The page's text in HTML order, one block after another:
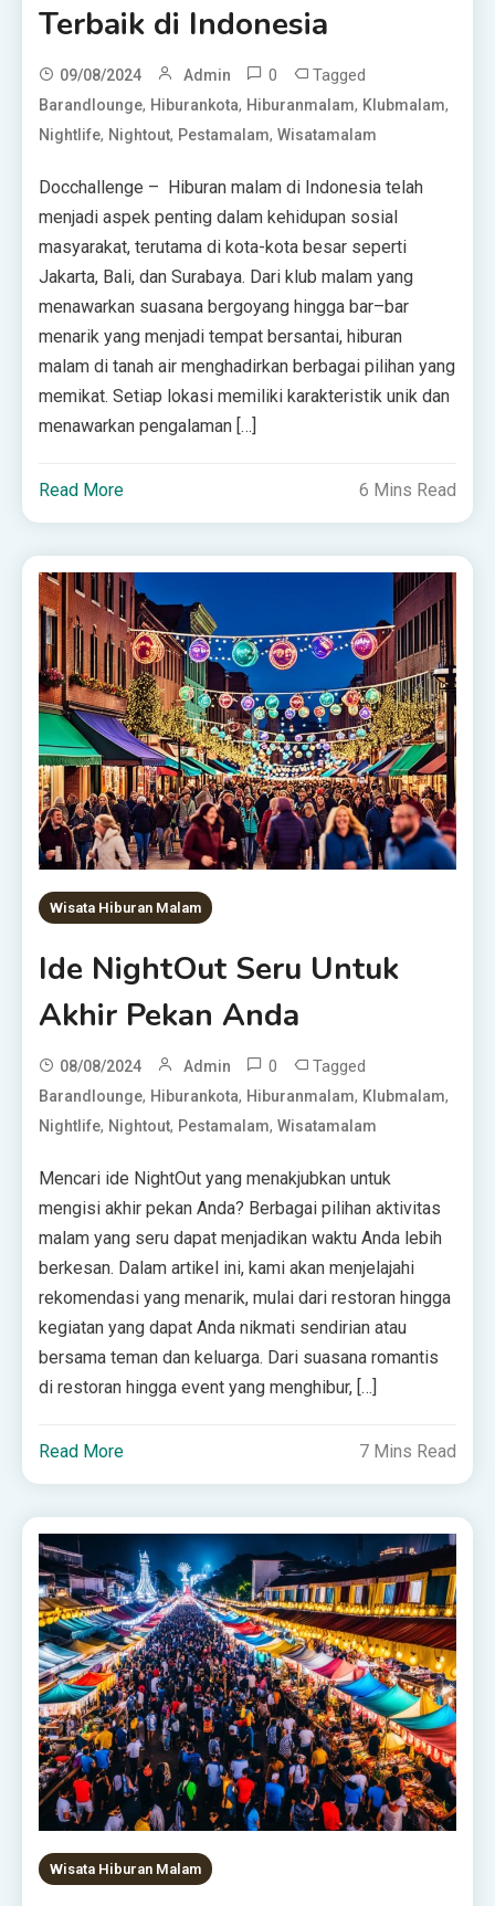
Terbaik di Indonesia
09/08/2024 Admin 0 Tagged
Barandlounge, Hiburankota, Hiburanmalam, Klubmalam,
Nightlife, Nightout, Pestamalam,Wisatamalam
Docchallenge – Hiburan malam di Indonesia telah
menjadi aspek penting dalam kehidupan sosial
masyarakat, terutama di kota-kota besar seperti
Jakarta, Bali, dan Surabaya. Dari klub malam yang
menawarkan suasana bergoyang hingga bar–bar
menarik yang menjadi tempat bersantai, hiburan
malam di tanah air menghadirkan berbagai pilihan yang
memikat. Setiap lokasi memiliki karakteristik unik dan
menawarkan pengalaman […]
Read More 6 Mins Read
Wisata Hiburan Malam
Ide NightOut Seru Untuk
Akhir Pekan Anda
08/08/2024 Admin 0 Tagged
Barandlounge, Hiburankota, Hiburanmalam, Klubmalam,
Nightlife, Nightout, Pestamalam,Wisatamalam
Mencari ide NightOut yang menakjubkan untuk
mengisi akhir pekan Anda? Berbagai pilihan aktivitas
malam yang seru dapat menjadikan waktu Anda lebih
berkesan. Dalam artikel ini, kami akan menjelajahi
rekomendasi yang menarik, mulai dari restoran hingga
kegiatan yang dapat Anda nikmati sendirian atau
bersama teman dan keluarga. Dari suasana romantis
di restoran hingga event yang menghibur, […]
Read More 7 Mins Read
Wisata Hiburan Malam